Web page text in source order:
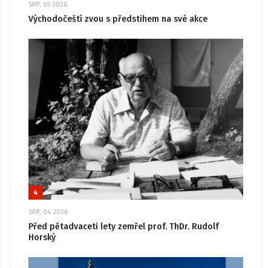
SRP, 05 2026
Východočeští zvou s předstihem na své akce
4
SRP, 04 2026
Před pětadvaceti lety zemřel prof. ThDr. Rudolf
Horský